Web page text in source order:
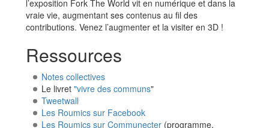
l’exposition Fork The World vit en numérique et dans la
vraie vie, augmentant ses contenus au fil des
contributions. Venez l’augmenter et la visiter en 3D !
Ressources
Notes collectives
Le livret "vivre des communs"
Tweetwall
Les Roumics sur Facebook
Les Roumics sur Communecter(programme,